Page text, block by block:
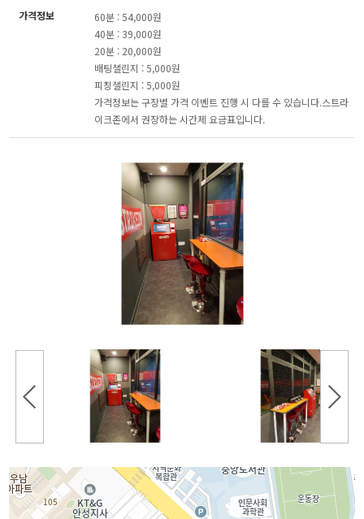
가격정보
60분 : 54,000원
40분 : 39,000원
20분 : 20,000원
배팅챌린지 : 5,000원
피칭챌린지 : 5,000원
가격정보는 구장별 가격 이벤트 진행 시 다를 수 있습니다.스트라
이크존에서 권장하는 시간제 요금표입니다.